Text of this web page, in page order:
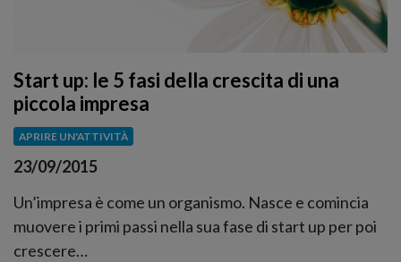
Start up: le 5 fasi della crescita di una
piccola impresa
APRIRE UN'ATTIVITÀ
23/09/2015
Un’impresa è come un organismo. Nasce e comincia
muovere i primi passi nella sua fase di start up per poi
crescere…